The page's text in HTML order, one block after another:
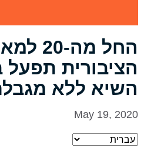
החל
הציבורית
השיא ללא
May 19, 2020